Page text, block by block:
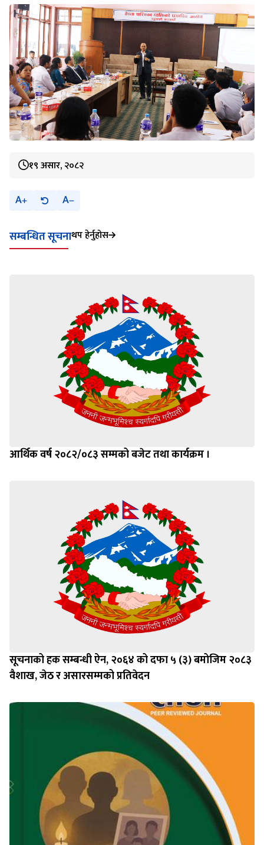
१९ असार, २०८२
A A
सम्बन्धित सूचनाथप हेर्नुहोस
आर्थिक वर्ष २०८२/०८३ सम्मको बजेट तथा कार्यक्रम ।
सूचनाको हक सम्बन्धी ऐन, २०६४ को दफा ५ (३) बमोजिम २०८३
वैशाख, जेठ र असारसम्मको प्रतिवेदन